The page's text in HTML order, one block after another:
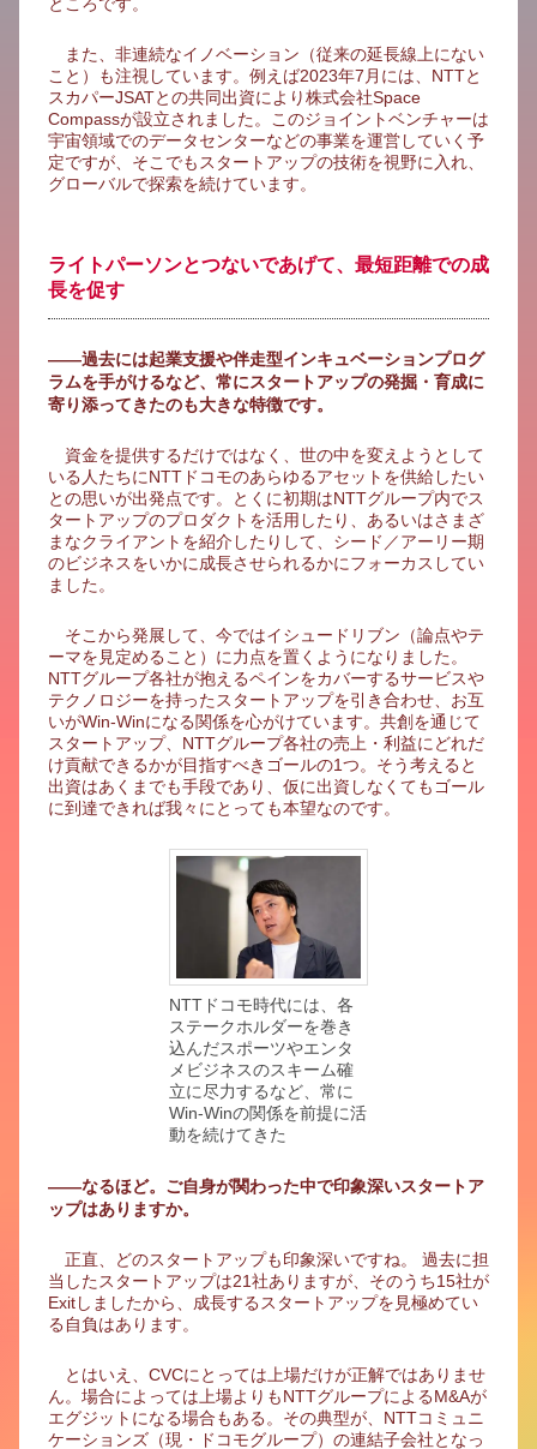
また、非連続なイノベーション（従来の延長線上にない
こと）も注視しています。例えば2023年7月には、NTTと
スカパーJSATとの共同出資により株式会社Space
Compassが設立されました。このジョイントベンチャーは
宇宙領域でのデータセンターなどの事業を運営していく予
定ですが、そこでもスタートアップの技術を視野に入れ、
グローバルで探索を続けています。
ライトパーソンとつないであげて、最短距離での成
長を促す
――過去には起業支援や伴走型インキュベーションプログ
ラムを手がけるなど、常にスタートアップの発掘・育成に
寄り添ってきたのも大きな特徴です。
資金を提供するだけではなく、世の中を変えようとして
いる人たちにNTTドコモのあらゆるアセットを供給したい
との思いが出発点です。とくに初期はNTTグループ内でス
タートアップのプロダクトを活用したり、あるいはさまざ
まなクライアントを紹介したりして、シード／アーリー期
のビジネスをいかに成長させられるかにフォーカスしてい
ました。
そこから発展して、今ではイシュードリブン（論点やテ
ーマを見定めること）に力点を置くようになりました。
NTTグループ各社が抱えるペインをカバーするサービスや
テクノロジーを持ったスタートアップを引き合わせ、お互
いがWin-Winになる関係を心がけています。共創を通じて
スタートアップ、NTTグループ各社の売上・利益にどれだ
け貢献できるかが目指すべきゴールの1つ。そう考えると
出資はあくまでも手段であり、仮に出資しなくてもゴール
に到達できれば我々にとっても本望なのです。
NTTドコモ時代には、各
ステークホルダーを巻き
込んだスポーツやエンタ
メビジネスのスキーム確
立に尽力するなど、常に
Win-Winの関係を前提に活
動を続けてきた
――なるほど。ご自身が関わった中で印象深いスタートア
ップはありますか。
正直、どのスタートアップも印象深いですね。 過去に担
当したスタートアップは21社ありますが、そのうち15社が
Exitしましたから、成長するスタートアップを見極めてい
る自負はあります。
とはいえ、CVCにとっては上場だけが正解ではありませ
ん。場合によっては上場よりもNTTグループによるM&Aが
エグジットになる場合もある。その典型が、NTTコミュニ
ケーションズ（現・ドコモグループ）の連結子会社となっ